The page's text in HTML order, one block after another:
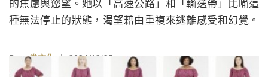
的焦慮與慾望。她以「高速公路」和「輸送帶」比喻這
種無法停止的狀態，渴望藉由重複來逃離感受和幻覺。
會和藝術權威，即使這些行動常被視為醜聞。對話中也
觸及了草間的疾病、時裝事業以及回歸日本的契機，呈
By 一卷文化 | 2024/12/25